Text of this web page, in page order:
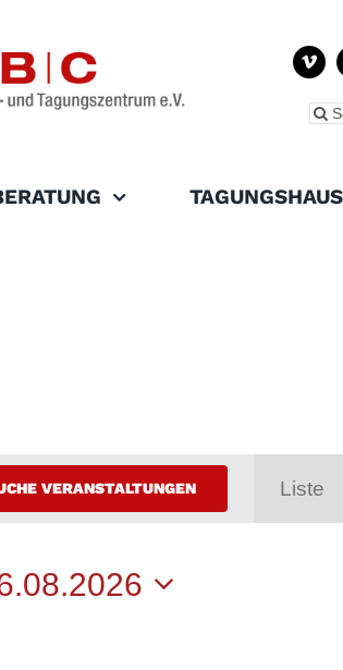
TAGUNGSHAUS
VERANSTALTUNGEN Liste